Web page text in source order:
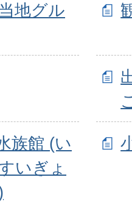
地グル
族館 (い
いぎょ